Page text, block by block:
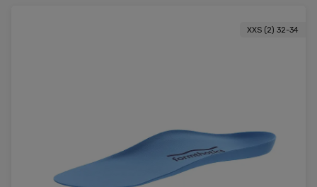
XXS (2) 32-34